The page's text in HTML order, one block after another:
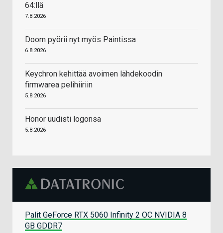
64:llä
7.8.2026
Doom pyörii nyt myös Paintissa
6.8.2026
Keychron kehittää avoimen lähdekoodin
firmwarea pelihiiriin
5.8.2026
Honor uudisti logonsa
5.8.2026
Palit GeForce RTX 5060 Infinity 2 OC NVIDIA 8
GB GDDR7